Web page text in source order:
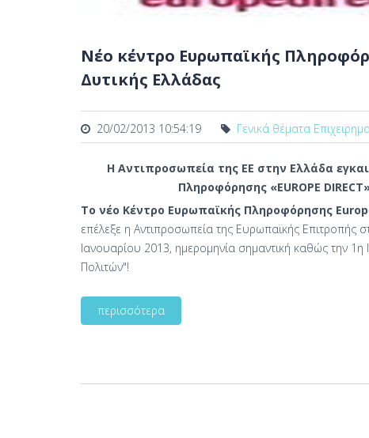
Νέο κέντρο Ευρωπαϊκής
Δυτικής Ελλάδας
20/02/2013 10:54:19 Γενικά θέματα
Η Αντιπροσωπεία της ΕΕ στην Ελλάδα
Πληροφόρησης «EUROPE
Το νέο Κέντρο Ευρωπαϊκής Πληροφόρησης
επέλεξε η Αντιπροσωπεία της Ευρωπαϊκής Επιτροπής
Ιανουαρίου 2013, ημερομηνία σημαντική καθώς την
Πολιτών"!
περισσότερα